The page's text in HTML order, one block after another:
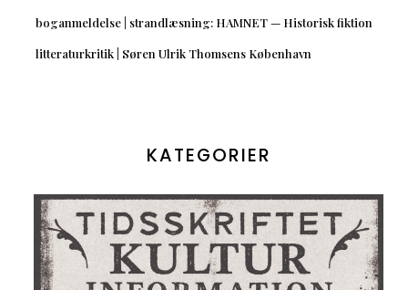
boganmeldelse | strandlæsning: HAMNET — Historisk fiktion
litteraturkritik | Søren Ulrik Thomsens København
KATEGORIER